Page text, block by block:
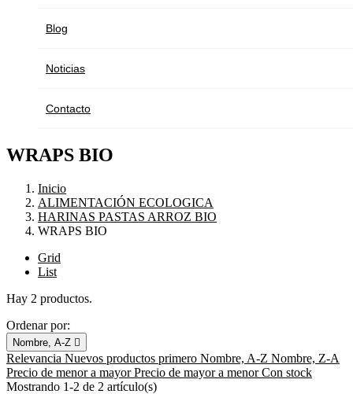
Blog
Noticias
Contacto
WRAPS BIO
Inicio
ALIMENTACIÓN ECOLOGICA
HARINAS PASTAS ARROZ BIO
WRAPS BIO
Grid
List
Hay 2 productos.
Ordenar por:
Nombre, A-Z 
Relevancia Nuevos productos primero Nombre, A-Z Nombre, Z-A
Precio de menor a mayorPrecio de mayor a menorCon stock
Mostrando 1-2 de 2 artículo(s)